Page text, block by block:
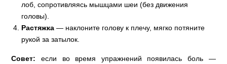
лоб, сопротивляясь мышцами шеи (без движения
головы).
Растяжка — наклоните голову к плечу, мягко потяните
рукой за затылок.
Совет: если во время упражнений появилась боль —